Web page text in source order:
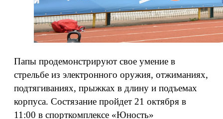
Папы продемонстрируют свое умение в
стрельбе из электронного оружия, отжиманиях,
подтягиваниях, прыжках в длину и подъемах
корпуса. Состязание пройдет 21 октября в
11:00 в спорткомплексе «Юность»